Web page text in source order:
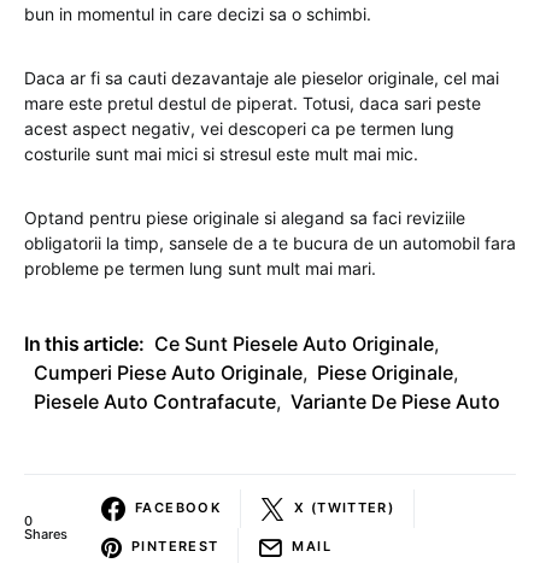
bun in momentul in care decizi sa o schimbi.
Daca ar fi sa cauti dezavantaje ale pieselor originale, cel mai
mare este pretul destul de piperat. Totusi, daca sari peste
acest aspect negativ, vei descoperi ca pe termen lung
costurile sunt mai mici si stresul este mult mai mic.
Optand pentru piese originale si alegand sa faci reviziile
obligatorii la timp, sansele de a te bucura de un automobil fara
probleme pe termen lung sunt mult mai mari.
In this article: Ce Sunt Piesele Auto Originale,
Cumperi Piese Auto Originale, Piese Originale,
Piesele Auto Contrafacute, Variante De Piese Auto
0
Shares
FACEBOOK X (TWITTER)
PINTEREST MAIL